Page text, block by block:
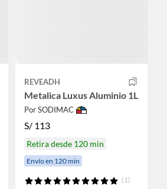
REVEADH
Metalica Luxus Aluminio 1L
Por SODIMAC
S/ 113
Retira desde 120 min
Envío en 120 min
(1)